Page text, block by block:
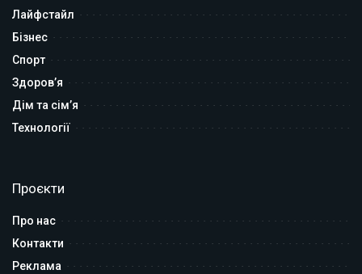
Лайфстайл
Бізнес
Спорт
Здоров’я
Дім та сім’я
Технології
Проєкти
Про нас
Контакти
Реклама